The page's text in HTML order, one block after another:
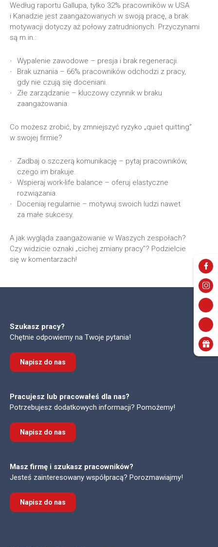
Według raportu Gallupa, tylko 32% pracowników w USA
i Kanadzie jest zaangażowanych w swoją pracę, a brak
motywacji dotyczy aż połowy zatrudnionych. Przyczynami
są m.in.:
Wypalenie zawodowe – presja i brak regeneracji.
Brak uznania – 66% pracowników odchodzi z pracy,
gdy nie czują się doceniani.
Złe zarządzanie – kluczowy czynnik w braku
zaangażowania.
Co możesz zrobić, by zmniejszyć ryzyko „quiet quitting”
w swojej firmie?
Zadbaj o szczerą komunikację – pytaj pracowników,
czego im brakuje.
Wspieraj work-life balance – oferuj elastyczne
rozwiązania.
Doceniaj regularnie – motywuj swoich ludzi nawet
za małe sukcesy.
A jak wygląda zaangażowanie w Waszych zespołach?
Czy widzicie oznaki „cichej zmiany pracy”? Podzielcie
się w komentarzach!
Szukasz pracy?
Chętnie odpowiemy na Twoje pytania!
Napisz do nas
Pracujesz lub pracowałeś dla nas?
Potrzebujesz dodatkowych informacji? Pomożemy!
Napisz do nas
Masz firmę i szukasz pracowników?
Jesteś zainteresowany współpracą? Porozmawiajmy!
Napisz do nas